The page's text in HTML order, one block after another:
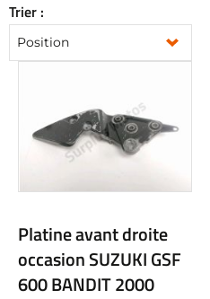
Trier :
Platine avant droite
occasion SUZUKI GSF
600 BANDIT 2000